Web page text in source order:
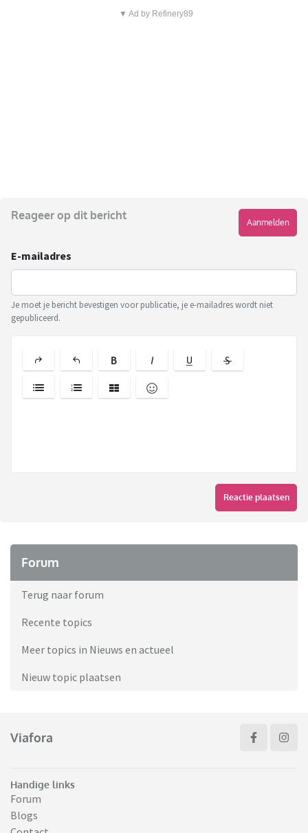
▼ Ad by Refinery89
Reageer op dit bericht
Aanmelden
E-mailadres
Je moet je bericht bevestigen voor publicatie, je e-mailadres wordt niet
gepubliceerd.
Reactie plaatsen
Forum
Terug naar forum
Recente topics
Meer topics in Nieuws en actueel
Nieuw topic plaatsen
Viafora
Handige links
Forum
Blogs